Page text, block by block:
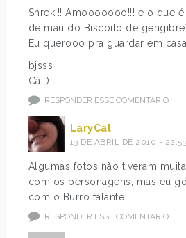
Shrek!!! Amooooooo!!! e o que é
de mau do Biscoito de
Eu querooo pra guardar em
bjsss
Cá :)
RESPONDER ESSE COMENTÁRIO
LaryCal
13 DE ABRIL DE 2010 - 22:53
Algumas fotos não tiveram
com os personagens, mas eu
com o Burro falante.
RESPONDER ESSE COMENTÁRIO